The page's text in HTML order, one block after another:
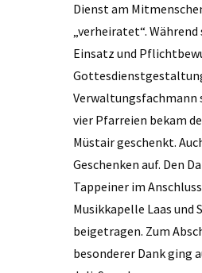
Dienst am
„verheiratet“.
Einsatz und
Verwaltungsfachmann
vier Pfarreien bekam
Müstair geschenkt.
Geschenken auf. Den
Tappeiner im
Musikkapelle Laas
beigetragen. Zum
besonderer Dank ging